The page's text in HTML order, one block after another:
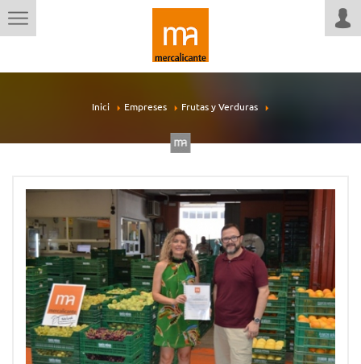
Inici Empreses Frutas y Verduras